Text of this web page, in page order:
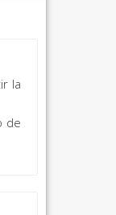
la
de